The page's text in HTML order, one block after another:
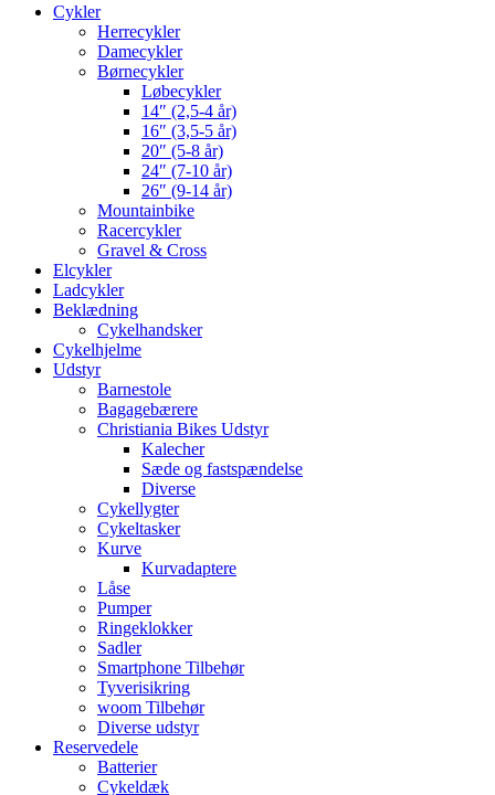
Cykler
Herrecykler
Damecykler
Børnecykler
Løbecykler
14″ (2,5-4 år)
16″ (3,5-5 år)
20″ (5-8 år)
24″ (7-10 år)
26″ (9-14 år)
Mountainbike
Racercykler
Gravel & Cross
Elcykler
Ladcykler
Beklædning
Cykelhandsker
Cykelhjelme
Udstyr
Barnestole
Bagagebærere
Christiania Bikes Udstyr
Kalecher
Sæde og fastspændelse
Diverse
Cykellygter
Cykeltasker
Kurve
Kurvadaptere
Låse
Pumper
Ringeklokker
Sadler
Smartphone Tilbehør
Tyverisikring
woom Tilbehør
Diverse udstyr
Reservedele
Batterier
Cykeldæk